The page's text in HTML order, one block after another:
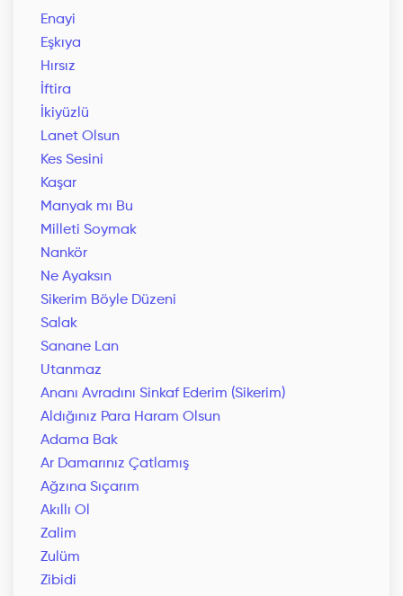
Enayi
Eşkıya
Hırsız
İftira
İkiyüzlü
Lanet Olsun
Kes Sesini
Kaşar
Manyak mı Bu
Milleti Soymak
Nankör
Ne Ayaksın
Sikerim Böyle Düzeni
Salak
Sanane Lan
Utanmaz
Ananı Avradını Sinkaf Ederim (Sikerim)
Aldığınız Para Haram Olsun
Adama Bak
Ar Damarınız Çatlamış
Ağzına Sıçarım
Akıllı Ol
Zalim
Zulüm
Zibidi